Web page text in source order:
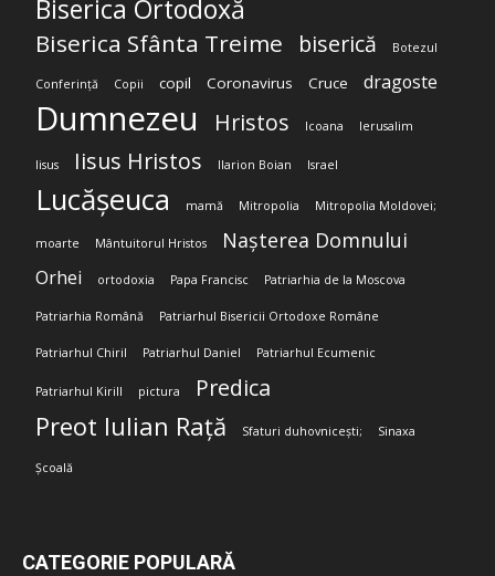
Biserica Ortodoxă
Biserica Sfânta Treime biserică Botezul
Conferință Copii copil Coronavirus Cruce dragoste
Dumnezeu Hristos Icoana Ierusalim
Iisus Iisus Hristos Ilarion Boian Israel
Lucășeuca mamă Mitropolia Mitropolia Moldovei;
moarte Mântuitorul Hristos Nașterea Domnului
Orhei ortodoxia Papa Francisc Patriarhia de la Moscova
Patriarhia Română Patriarhul Bisericii Ortodoxe Române
Patriarhul Chiril Patriarhul Daniel Patriarhul Ecumenic
Patriarhul Kirill pictura Predica
Preot Iulian Rață Sfaturi duhovnicești; Sinaxa
Școală
CATEGORIE POPULARĂ